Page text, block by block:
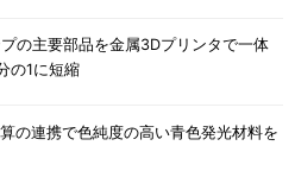
の主要部品を金属3Dプリンタで一体
の1に短縮
の連携で色純度の高い青色発光材料を